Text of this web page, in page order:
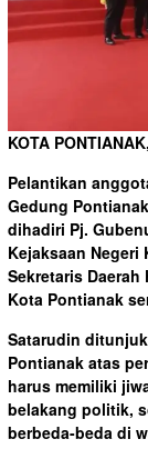
KOTA
Pelantikan
Gedung
dihadiri Pj.
Kejaksaan Negeri
Sekretaris
Kota Pontianak
Satarudin
Pontianak atas
harus memiliki
belakang politik,
berbeda-beda di